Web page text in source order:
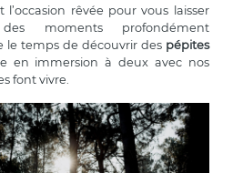
l’occasion rêvée pour vous laisser
moments profondément
le temps de découvrir des pépites
en immersion à deux avec nos
font vivre.